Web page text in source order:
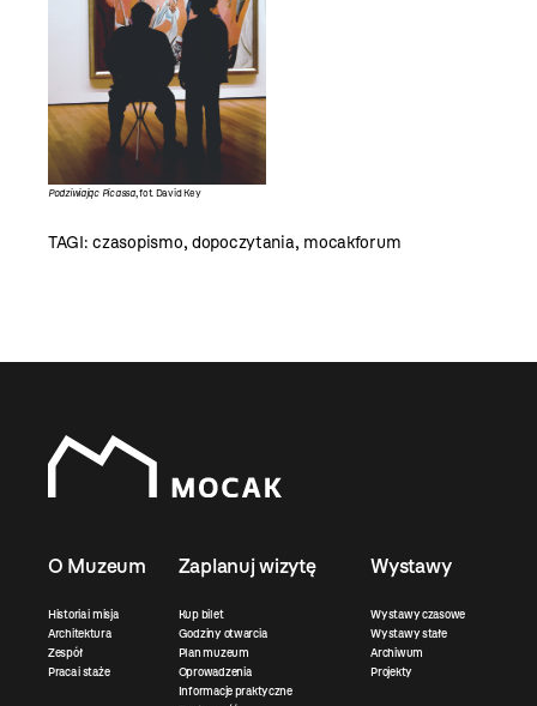
Podziwiając Picassa, fot. David Key
TAGI:czasopismo, dopoczytania, mocakforum
O Muzeum
Historia i misja
Architektura
Zespół
Praca i staże
Zaplanuj wizytę
Kup bilet
Godziny otwarcia
Plan muzeum
Oprowadzenia
Informacje praktyczne
Wystawy
Wystawy czasowe
Wystawy stałe
Archiwum
Projekty